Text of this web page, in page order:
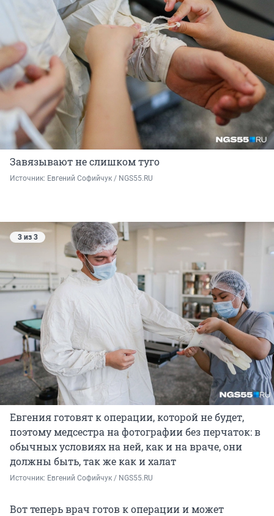
Завязывают не слишком туго
Источник: Евгений Софийчук / NGS55.RU
3 из 3
Евгения готовят к операции, которой не будет,
поэтому медсестра на фотографии без перчаток: в
обычных условиях на ней, как и на враче, они
должны быть, так же как и халат
Источник: Евгений Софийчук / NGS55.RU
Вот теперь врач готов к операции и может